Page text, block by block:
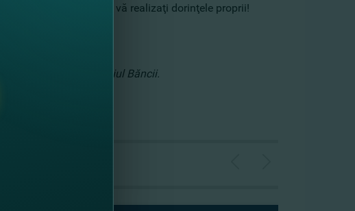
e şi mai simplu să vă realizaţi dorinţele proprii!
prin SMS!
creditului în oficiul Băncii.